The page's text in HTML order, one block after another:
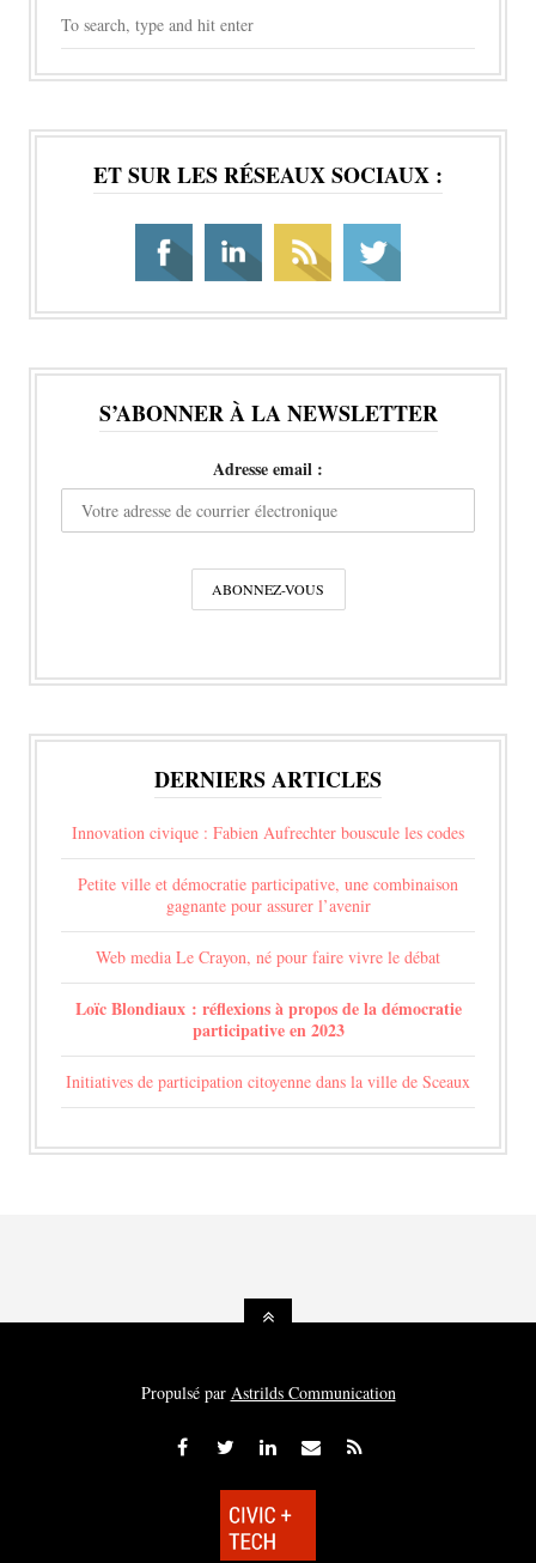
ET SUR LES RÉSEAUX SOCIAUX :
S’ABONNER À LA NEWSLETTER
Adresse email :
DERNIERS ARTICLES
Innovation civique : Fabien Aufrechter bouscule les codes
Petite ville et démocratie participative, une combinaison
gagnante pour assurer l’avenir
Web media Le Crayon, né pour faire vivre le débat
Loïc Blondiaux : réflexions à propos de la démocratie
participative en 2023
Initiatives de participation citoyenne dans la ville de Sceaux
Propulsé par Astrilds Communication